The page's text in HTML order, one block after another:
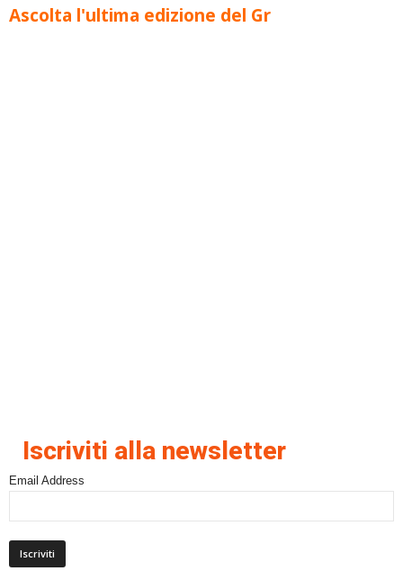
Ascolta l'ultima edizione del Gr
Iscriviti alla newsletter
Email Address